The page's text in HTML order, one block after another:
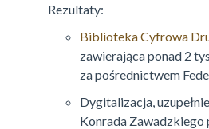
Rezultaty:
Biblioteka Cyfrowa
zawierająca ponad 2
za pośrednictwem
Dygitalizacja,
Konrada Zawadzkiego